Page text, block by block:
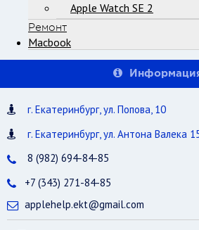
Apple Watch SE 2
Ремонт
Macbook
г. Екатеринбург, ул. Попова, 10
г. Екатеринбург, ул. Антона Валека
8 (982) 694-84-85
+7 (343) 271-84-85
applehelp.ekt@gmail.com